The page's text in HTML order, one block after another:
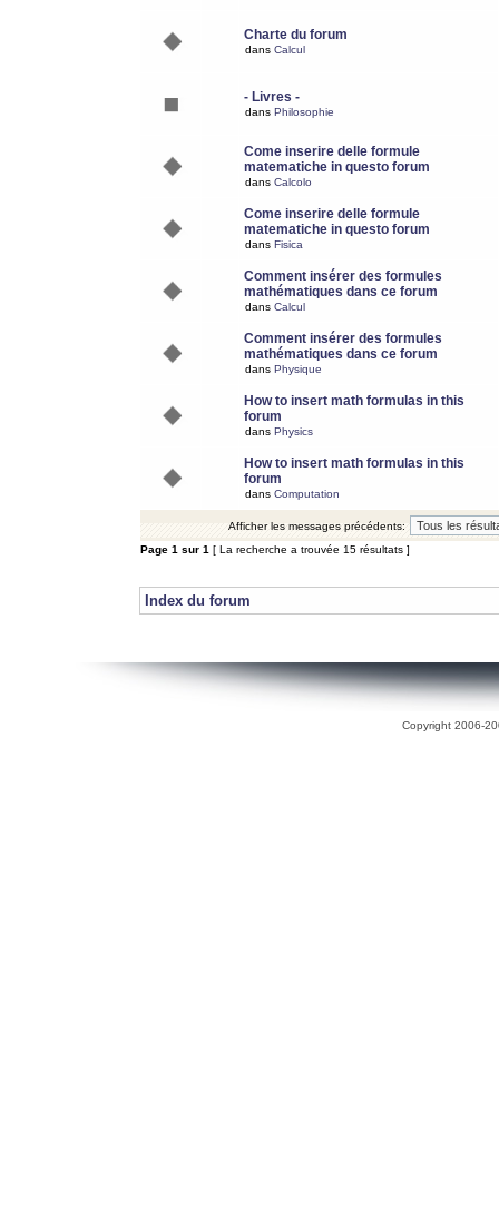
Charte du forum
dans Calcul
- Livres -
dans Philosophie
Come inserire delle formule
matematiche in questo forum
dans Calcolo
Come inserire delle formule
matematiche in questo forum
dans Fisica
Comment insérer des formules
mathématiques dans ce forum
dans Calcul
Comment insérer des formules
mathématiques dans ce forum
dans Physique
How to insert math formulas in this
forum
dans Physics
How to insert math formulas in this
forum
dans Computation
Afficher les messages précédents:
Page 1 sur 1 [ La recherche a trouvée 15 résultats ]
Index du forum
Copyright 2006-